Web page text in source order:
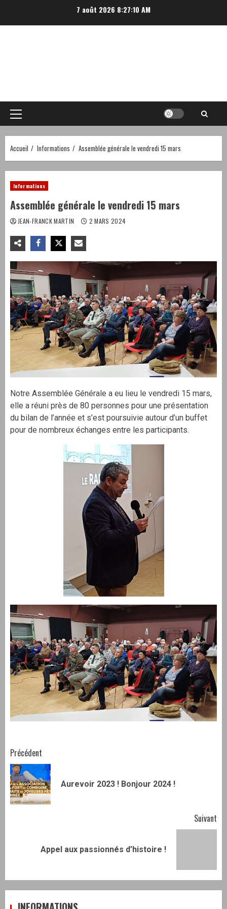
7 août 2026 8:27:10 AM
Menu
principal
Accueil Informations Assemblée générale le vendredi 15 mars
Informations
Assemblée générale le vendredi 15 mars
JEAN-FRANCK MARTIN 2 MARS 2024
Notre Assemblée Générale a eu lieu le vendredi 15 mars,
elle a réuni près de 80 personnes pour une présentation
du bilan de l’année et s’est poursuivie autour d’un buffet
pour de nombreux échanges entre les participants.
Navigation
d’article
Précédent
Aurevoir 2023 ! Bonjour 2024 !
Suivant
Appel aux passionnés d’histoire !